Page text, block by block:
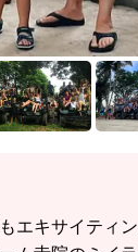
キサイティン